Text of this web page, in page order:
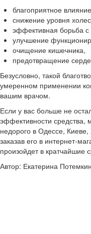
благоприятное
снижение уровня
эффективная борьба
улучшение
очищение кишечника,
предотвращение
Безусловно, такой
умеренном применении
вашим врачом.
Если у вас больше не
эффективности средства,
недорого в Одессе,
заказав его в интернет-
произойдет в кратчайшие
Автор: Екатерина